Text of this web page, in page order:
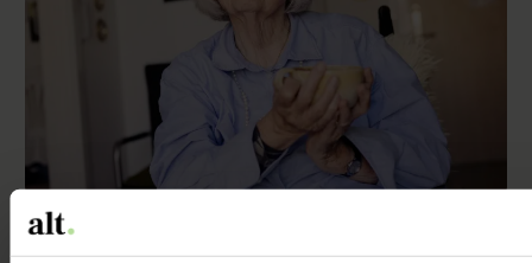
92-årige Gudrun har skrevet en bog om livet
på et plejehjem: ”Det er jo også, hvad man